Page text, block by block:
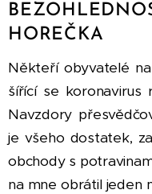
HOREČKA
Někteří obyvatelé
šířící se koronavirus
Navzdory
je všeho dostatek,
obchody s
na mne obrátil jeden